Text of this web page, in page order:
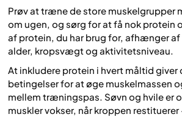
Prøv at træne de store muskelgrupper
om ugen, og sørg for at få nok protein
af protein, du har brug for, afhænger
alder, kropsvægt og aktivitetsniveau.
At inkludere protein i hvert måltid giver
betingelser for at øge muskelmassen
mellem træningspas. Søvn og hvile er
muskler vokser, når kroppen restituerer